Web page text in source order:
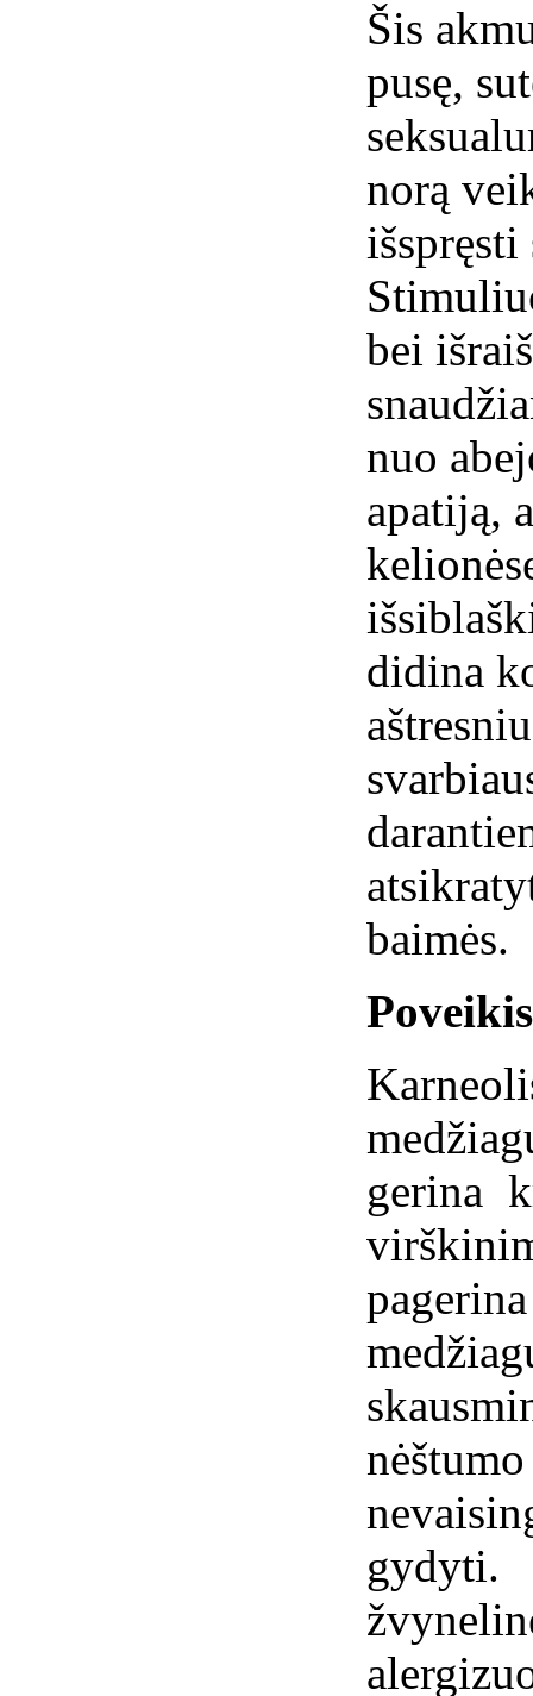
Šis
pusę,
norą
išspręsti
bei
nuo
apatiją,
didina
baimės.
gerina